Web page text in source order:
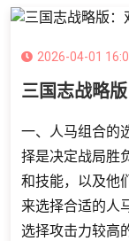
2026-04-01
三国志战略
一、人马组合的
择是决定战局胜
和技能，以及他
来选择合适的人
选择攻击力较高